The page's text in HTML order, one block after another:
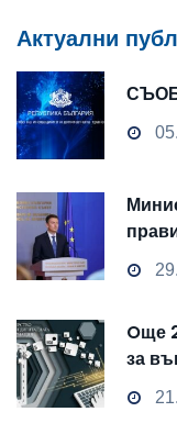
Актуални
Oще
за
и